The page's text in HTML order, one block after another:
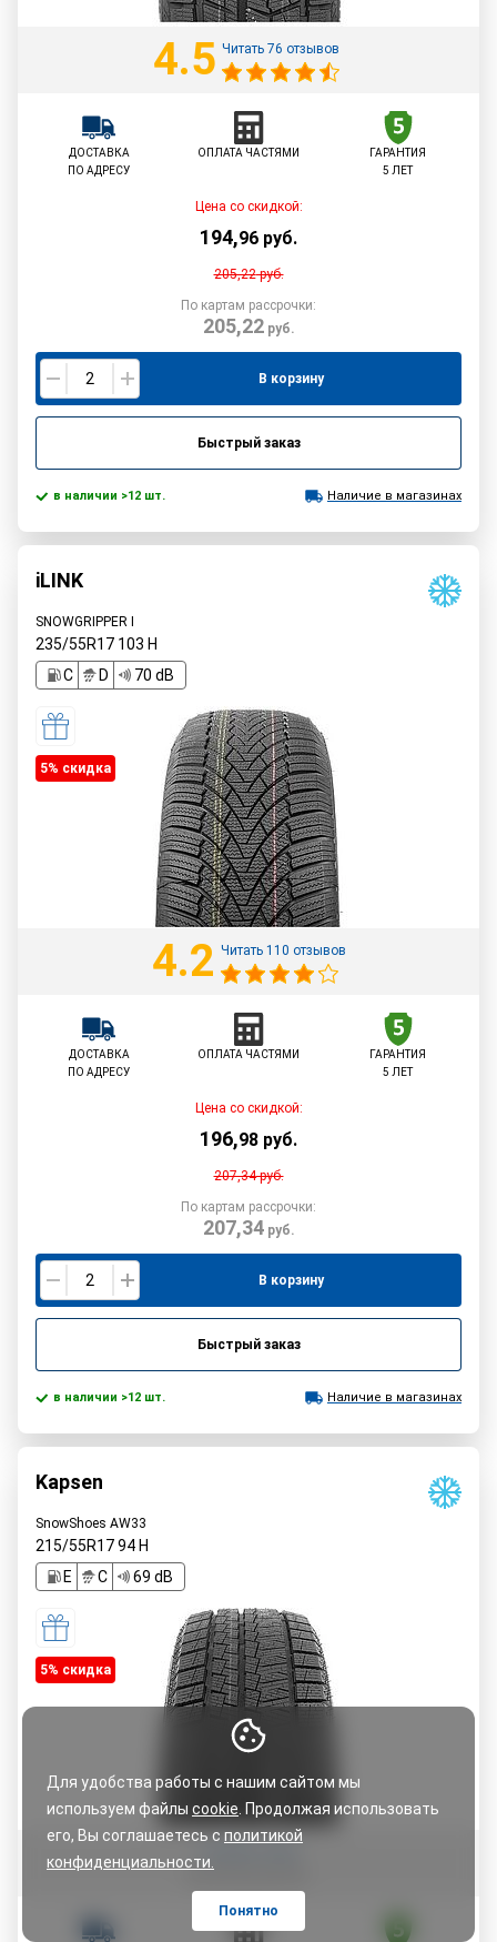
Для удобства работы с нашим сайтом мы
используем файлы cookie . Продолжая использовать
его, Вы соглашаетесь с политикой
конфиденциальности.
Понятно
4.5 Читать 76 отзывов
ДОСТАВКА
ПО АДРЕСУ
ОПЛАТА ЧАСТЯМИ
ГАРАНТИЯ
5 ЛЕТ
Цена со скидкой:
194,96 руб.
205,22руб.
По картам рассрочки:
205,22руб.
В корзину
Быстрый заказ
в наличии >12 шт. Наличие в магазинах
iLINK
SNOWGRIPPER I
235/55R17 103 H
C
D 70 dB
5% cкидка
4.2 Читать 110 отзывов
ДОСТАВКА
ПО АДРЕСУ
ОПЛАТА ЧАСТЯМИ
ГАРАНТИЯ
5 ЛЕТ
Цена со скидкой:
196,98 руб.
207,34руб.
По картам рассрочки:
207,34руб.
В корзину
Быстрый заказ
в наличии >12 шт. Наличие в магазинах
Kapsen
SnowShoes AW33
215/55R1794H
E
C 69 dB
5% cкидка